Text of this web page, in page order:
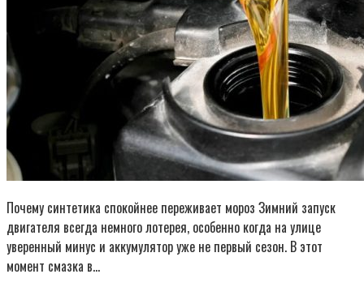
Почему синтетика спокойнее переживает мороз Зимний запуск
двигателя всегда немного лотерея, особенно когда на улице
уверенный минус и аккумулятор уже не первый сезон. В этот
момент смазка в…